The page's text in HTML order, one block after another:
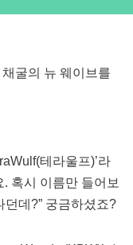
굴의 뉴 웨이브를
테라울프)’라
혹시 이름만 들어보
던데?” 궁금하셨죠?